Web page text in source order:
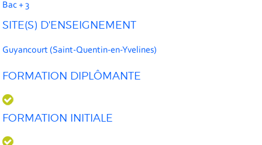
Bac + 3
SITE(S) D'ENSEIGNEMENT
Guyancourt (Saint-Quentin-en-Yvelines)
FORMATION DIPLÔMANTE
FORMATION INITIALE